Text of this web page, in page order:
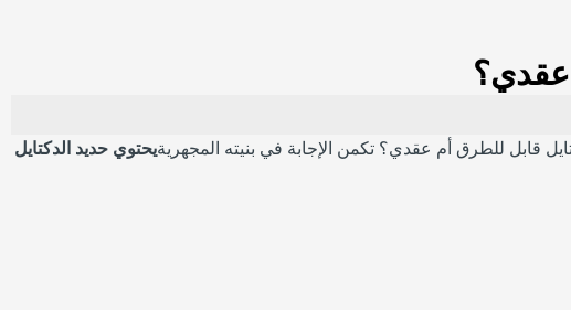
عقدي؟
قابل للطرق أم عقدي؟ تكمن الإجابة في بنيته المجهريةيحتوي حديد الدكتايل